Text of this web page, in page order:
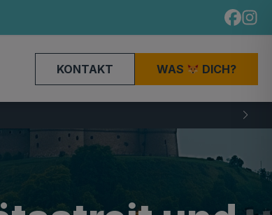
KONTAKT WAS DICH?